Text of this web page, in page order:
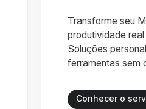
Transforme seu
produtividade
Soluções
ferramentas sem
Conhecer o